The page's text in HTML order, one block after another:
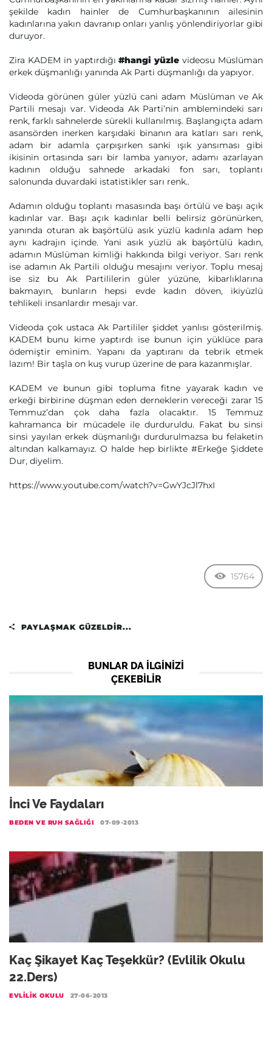
şekilde kadın hainler de Cumhurbaşkanının ailesinin
kadınlarına yakın davranıp onları yanlış yönlendiriyorlar gibi
duruyor.
Zira KADEM in yaptırdığı#hangi yüzle videosu Müslüman
erkek düşmanlığı yanında Ak Parti düşmanlığı da yapıyor.
Videoda görünen güler yüzlü cani adam Müslüman ve Ak
Partili mesajı var. Videoda Ak Parti’nin amblemindeki sarı
renk, farklı sahnelerde sürekli kullanılmış. Başlangıçta adam
asansörden inerken karşıdaki binanın ara katları sarı renk,
adam bir adamla çarpışırken sanki ışık yansıması gibi
ikisinin ortasında sarı bir lamba yanıyor, adamı azarlayan
kadının olduğu sahnede arkadaki fon sarı, toplantı
salonunda duvardaki istatistikler sarı renk..
Adamın olduğu toplantı masasında başı örtülü ve başı açık
kadınlar var. Başı açık kadınlar belli belirsiz görünürken,
yanında oturan ak başörtülü asık yüzlü kadınla adam hep
aynı kadrajın içinde. Yani asık yüzlü ak başörtülü kadın,
adamın Müslüman kimliği hakkında bilgi veriyor. Sarı renk
ise adamın Ak Partili olduğu mesajını veriyor. Toplu mesaj
ise siz bu Ak Partililerin güler yüzüne, kibarlıklarına
bakmayın, bunların hepsi evde kadın döven, ikiyüzlü
tehlikeli insanlardır mesajı var.
Videoda çok ustaca Ak Partililer şiddet yanlısı gösterilmiş.
KADEM bunu kime yaptırdı ise bunun için yüklüce para
ödemiştir eminim. Yapanı da yaptıranı da tebrik etmek
lazım! Bir taşla on kuş vurup üzerine de para kazanmışlar.
KADEM ve bunun gibi topluma fitne yayarak kadın ve
erkeği birbirine düşman eden derneklerin vereceği zarar 15
Temmuz’dan çok daha fazla olacaktır. 15 Temmuz
kahramanca bir mücadele ile durduruldu. Fakat bu sinsi
sinsi yayılan erkek düşmanlığı durdurulmazsa bu felaketin
altından kalkamayız. O halde hep birlikte #Erkeğe Şiddete
Dur, diyelim.
https://www.youtube.com/watch?v=GwYJcJl7hxI
15764
PAYLAŞMAK GÜZELDIR...
BUNLAR DA ILGINIZI
ÇEKEBILIR
İnci Ve Faydaları
BEDEN VE RUH SAĞLIĞI 07-09-2013
Kaç Şikayet Kaç Teşekkür? (Evlilik Okulu
22.Ders)
EVLILIK OKULU 27-06-2013